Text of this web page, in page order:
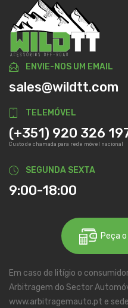
ENVIE-NOS UM EMAIL
sales@wildtt.com
TELEMÓVEL
(+351) 920 326
Custo de chamada para rede móvel nacional
SEGUNDA SEXTA
9:00-18:00
Peça
Em caso de litígio o
Arbitragem do Sector
www.arbitragemauto.pt e sede